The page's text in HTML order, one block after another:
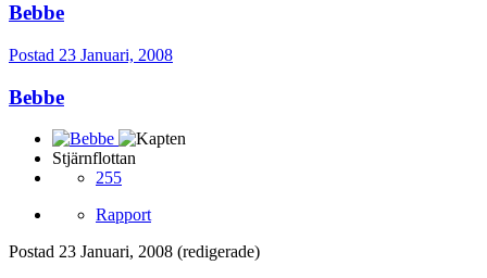
Bebbe
Postad 23 Januari, 2008
Bebbe
Stjärnflottan
255
Rapport
Postad 23 Januari, 2008 (redigerade)